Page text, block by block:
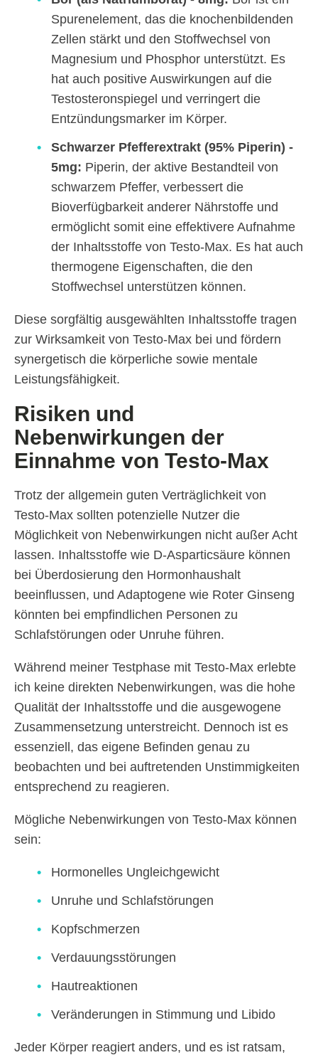
Spurenelement, das die knochenbildenden
Zellen stärkt und den Stoffwechsel von
Magnesium und Phosphor unterstützt. Es
hat auch positive Auswirkungen auf die
Testosteronspiegel und verringert die
Entzündungsmarker im Körper.
Schwarzer Pfefferextrakt (95% Piperin) -
5mg: Piperin, der aktive Bestandteil von
schwarzem Pfeffer, verbessert die
Bioverfügbarkeit anderer Nährstoffe und
ermöglicht somit eine effektivere Aufnahme
der Inhaltsstoffe von Testo-Max. Es hat auch
thermogene Eigenschaften, die den
Stoffwechsel unterstützen können.
Diese sorgfältig ausgewählten Inhaltsstoffe tragen
zur Wirksamkeit von Testo-Max bei und fördern
synergetisch die körperliche sowie mentale
Leistungsfähigkeit.
Risiken und
Nebenwirkungen der
Einnahme von Testo-Max
Trotz der allgemein guten Verträglichkeit von
Testo-Max sollten potenzielle Nutzer die
Möglichkeit von Nebenwirkungen nicht außer Acht
lassen. Inhaltsstoffe wie D-Asparticsäure können
bei Überdosierung den Hormonhaushalt
beeinflussen, und Adaptogene wie Roter Ginseng
könnten bei empfindlichen Personen zu
Schlafstörungen oder Unruhe führen.
Während meiner Testphase mit Testo-Max erlebte
ich keine direkten Nebenwirkungen, was die hohe
Qualität der Inhaltsstoffe und die ausgewogene
Zusammensetzung unterstreicht. Dennoch ist es
essenziell, das eigene Befinden genau zu
beobachten und bei auftretenden Unstimmigkeiten
entsprechend zu reagieren.
Mögliche Nebenwirkungen von Testo-Max können
sein:
Hormonelles Ungleichgewicht
Unruhe und Schlafstörungen
Kopfschmerzen
Verdauungsstörungen
Hautreaktionen
Veränderungen in Stimmung und Libido
Jeder Körper reagiert anders, und es ist ratsam,